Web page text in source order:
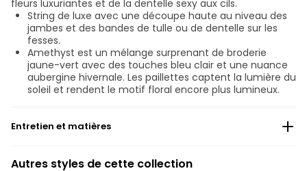
fleurs luxuriantes et de la dentelle sexy aux cils.
String de luxe avec une découpe haute au niveau des
jambes et des bandes de tulle ou de dentelle sur les
fesses.
Amethyst est un mélange surprenant de broderie
jaune-vert avec des touches bleu clair et une nuance
aubergine hivernale. Les paillettes captent la lumière du
soleil et rendent le motif floral encore plus lumineux.
Entretien et matières
Autres styles de cette collection